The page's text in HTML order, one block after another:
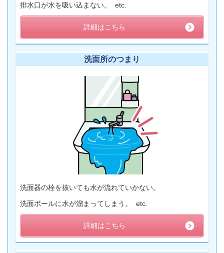
排水口が水を吸い込まない。 etc.
詳細はこちら
洗面所のつまり
洗面器の栓を抜いても水が流れていかない。
洗面ボールに水が溜まってしまう。 etc.
詳細はこちら